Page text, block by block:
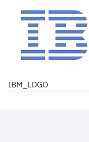
IBM_LOGO